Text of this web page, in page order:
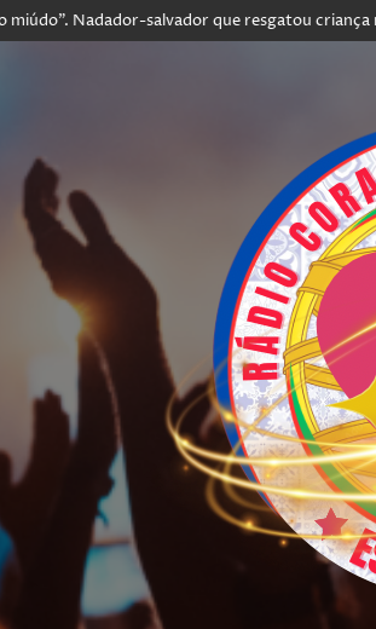
Nadador-salvador que resgatou criança reage